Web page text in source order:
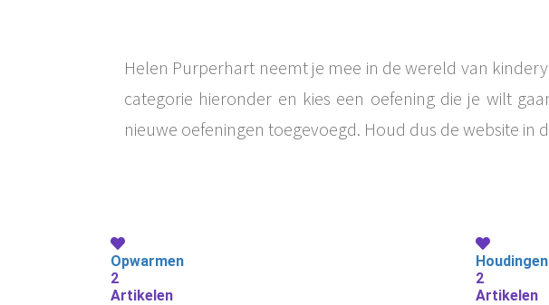
Helen Purperhart neemt je mee in de wereld van
categorie hieronder en kies een oefening die je wilt
nieuwe oefeningen toegevoegd. Houd dus de website in
Opwarmen
2
Artikelen
Houdingen
2
Artikelen